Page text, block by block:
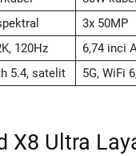
3x 50MP
120Hz 6,74 inci
5.4, satelit 5G, WiFi
X8 Ultra